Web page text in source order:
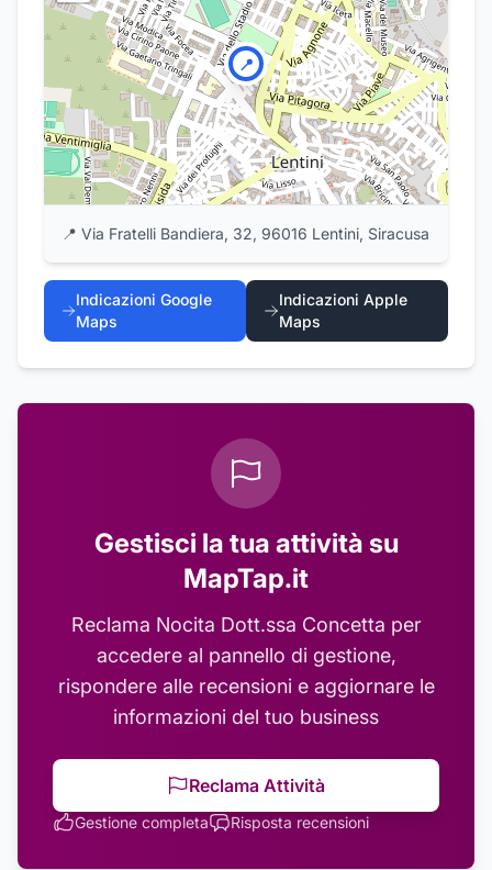
📍
📍 Via Fratelli Bandiera, 32, 96016 Lentini, Siracusa
Indicazioni Google
Maps
Indicazioni Apple
Maps
Gestisci la tua attività su
MapTap.it
Reclama Nocita Dott.ssa Concetta per
accedere al pannello di gestione,
rispondere alle recensioni e aggiornare le
informazioni del tuo business
Reclama Attività
Gestione completa Risposta recensioni